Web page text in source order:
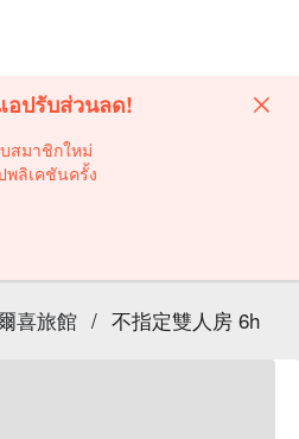
อปรับส่วนลด!
สมาชิกใหม่
พลิเคชันครั้ง
喜旅館 / 不指定雙人房 6h